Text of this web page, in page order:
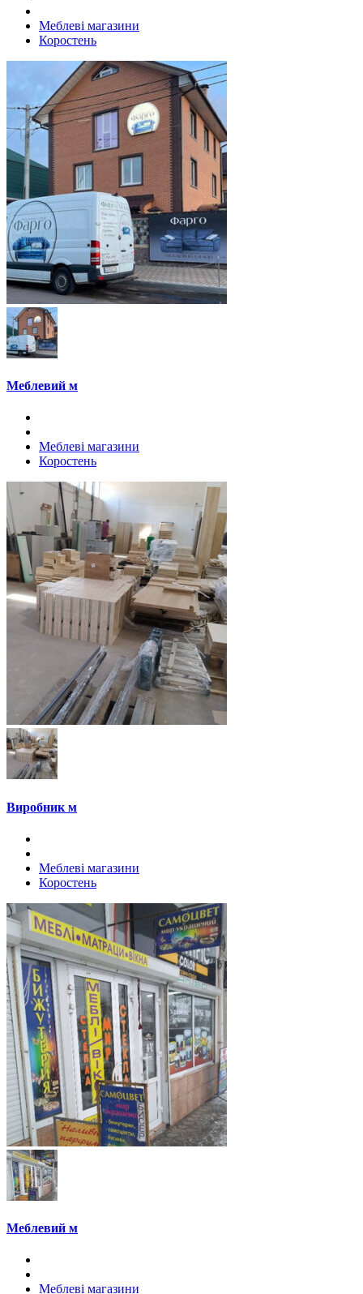
Меблеві магазини
Коростень
Меблевий м
Меблеві магазини
Коростень
Виробник м
Меблеві магазини
Коростень
Меблевий м
Меблеві магазини